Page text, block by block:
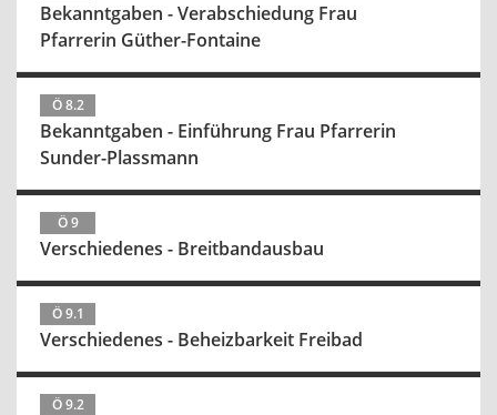
Bekanntgaben - Verabschiedung Frau
Pfarrerin Güther-Fontaine
Ö 8.2
Bekanntgaben - Einführung Frau Pfarrerin
Sunder-Plassmann
Ö 9
Verschiedenes - Breitbandausbau
Ö 9.1
Verschiedenes - Beheizbarkeit Freibad
Ö 9.2